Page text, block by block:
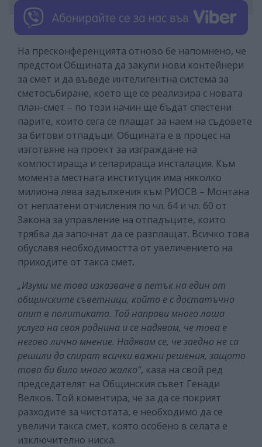
На пресконференцията отново бе напомнено, че
предстои Общината да закупи нови контейнери
за смет и да въведе интелигентна система за
сметосъбиране, което ще се реализира с новата
план-смет – по този начин ще бъдат спестени
парите, които сега се плащат за наем на съдовете
за битови отпадъци. Общината е в процес на
изготвяне на проект за изграждане на
компостираща и сепарираща инсталация. Към
момента местната институция има няколко
милиона лева задължения към РИОСВ – Монтана
от неплатени отчисления по чл. 64 и чл. 60 от
Закона за управление на отпадъците, които
трябва да започнат да се разплащат. Всичко това
обуславя необходимостта от увеличението на
приходите от такса смет.
„Изуми ме това изказване в петък на един от
общинските съветници, който е с достатъчно
опит в политиката. Той направи много лоша
услуга на своя роднина и се надявам, че това е
негово лично мнение. Надявам се, че заедно не са
решили да спират всички важни решения, защото
това би било много жалко“, каза на свой ред
председателят на Общинския съвет Генади
Велков. Той коментира, че за да се покрият
разходите за чистотата, е необходимо да се
увеличи такса смет, която особено в селата е
изключително ниска.